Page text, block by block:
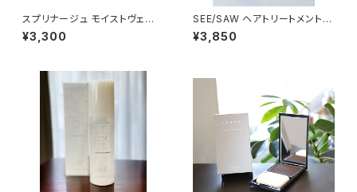
スプリナージュ モイストヴェー
ル ミスト 120ml
¥3,300
SEE/SAW ヘアトリートメントTI
GHT 250ml
¥3,850